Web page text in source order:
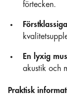
förtecken.
En lyxig
akustik och
Praktisk